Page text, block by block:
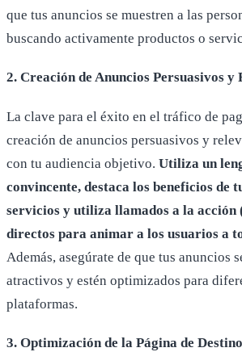
que tus anuncios se muestren a las
buscando activamente productos o
2. Creación de Anuncios Persuasivos y
La clave para el éxito en el tráfico de
creación de anuncios persuasivos y
con tu audiencia objetivo. Utiliza un
convincente, destaca los beneficios de
servicios y utiliza llamados a la acción
directos para animar a los usuarios a
Además, asegúrate de que tus anuncios
atractivos y estén optimizados para
plataformas.
3. Optimización de la Página de Destino